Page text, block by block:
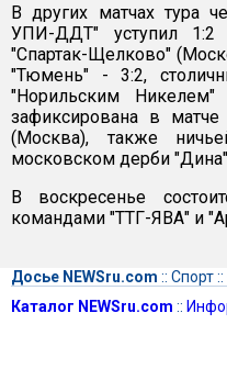
В других матчах тура
УПИ-ДДТ" уступил 1:2
"Спартак-Щелково"
"Тюмень" - 3:2,
"Норильским
зафиксирована в
(Москва), также
московском дерби "Дина"
В воскресенье
командами "ТТГ-ЯВА" и
Досье NEWSru.com :: Спорт::
Каталог NEWSru.com ::